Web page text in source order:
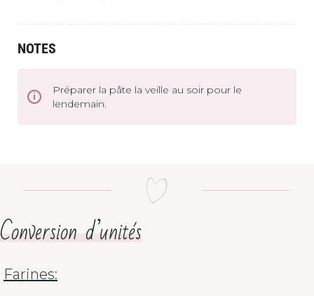
NOTES
Préparer la pâte la veille au soir pour le
lendemain.
Conversion d’unités
Farines: